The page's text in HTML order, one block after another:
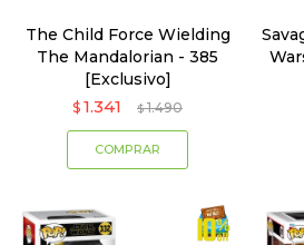
The Child Force Wielding
The Mandalorian - 385
[Exclusivo]
$ 1.341 $ 1.490